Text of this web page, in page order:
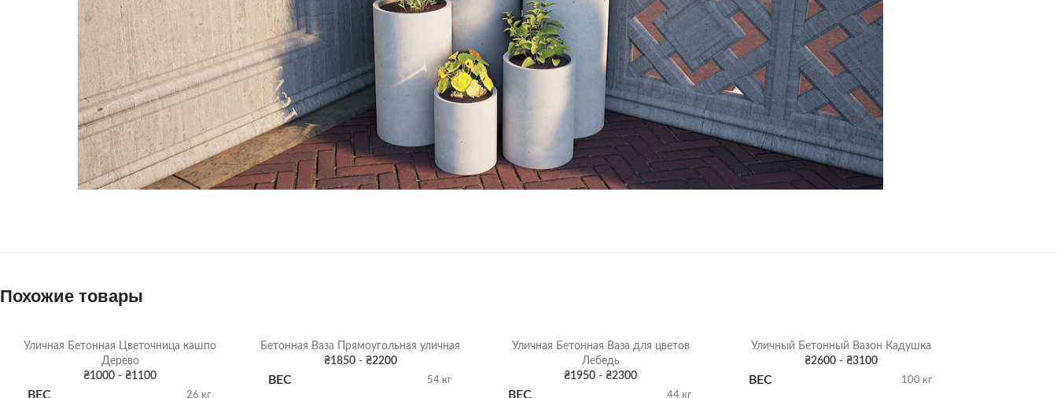
Похожие товары
Уличная Бетонная Цветочница кашпо
Дерево
₴1000 - ₴1100
ВЕС 26 кг
Бетонная Ваза Прямоугольная уличная
₴1850 - ₴2200
ВЕС 54 кг
Уличная Бетонная Ваза для цветов
Лебедь
₴1950 - ₴2300
ВЕС 44 кг
Уличный Бетонный Вазон Кадушка
₴2600 - ₴3100
ВЕС 100 кг